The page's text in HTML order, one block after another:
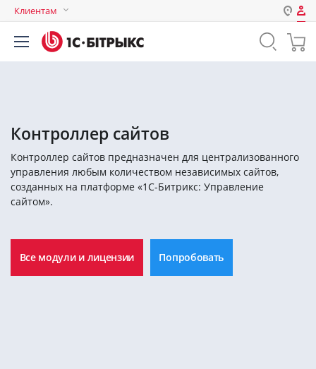
Клиентам
Авторизация
Пароль
Забыли свой пароль?
Контроллер сайтов
Контроллер сайтов предназначен для централизованного
управления любым количеством независимых сайтов,
созданных на платформе «1С-Битрикс: Управление
сайтом».
Все модули и лицензии Попробовать